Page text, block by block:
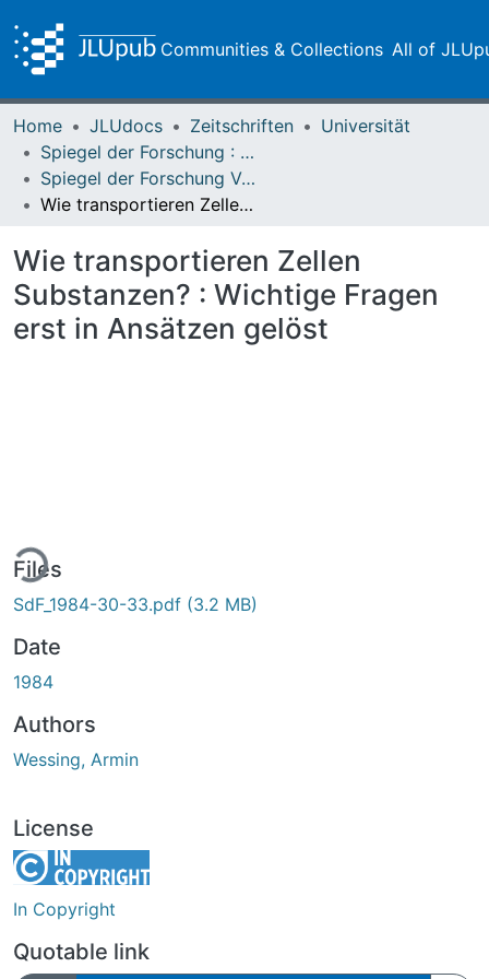
Communities & Collections All of
Home JLUdocs Zeitschriften
Universität
Spiegel der Forschung : Wissenschaftsmagazin
Spiegel der Forschung Vol. 02 (1984) Heft 2
Wie transportieren Zellen Substanzen? : Wichtige Fragen erst in Ansätzen gelöst
Wie transportieren Zellen
Substanzen? : Wichtige Fragen
erst in Ansätzen gelöst
Files
SdF_1984-30-33.pdf (3.2 MB)
Date
1984
Authors
Wessing, Armin
License
In Copyright
Quotable link